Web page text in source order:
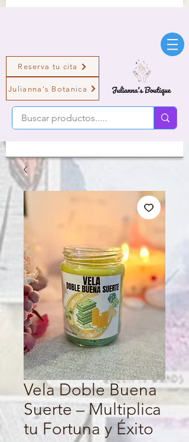
Reserva tu cita
Julianna's Botanica
Vela Doble Buena
Suerte – Multiplica
tu Fortuna y Éxito